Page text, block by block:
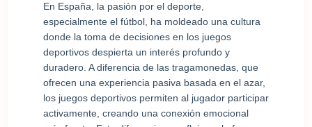
En España, la pasión por el deporte,
especialmente el fútbol, ha moldeado una cultura
donde la toma de decisiones en los juegos
deportivos despierta un interés profundo y
duradero. A diferencia de las tragamonedas, que
ofrecen una experiencia pasiva basada en el azar,
los juegos deportivos permiten al jugador participar
activamente, creando una conexión emocional